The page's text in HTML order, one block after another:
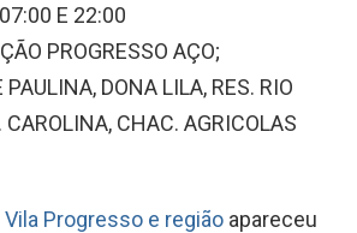
E 22:00
PROGRESSO AÇO;
DONA LILA, RES. RIO
CHAC. AGRICOLAS
Progresso e região apareceu